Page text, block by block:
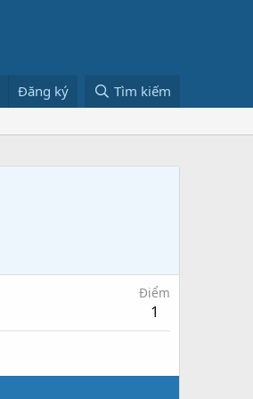
Đăng ký Tìm kiếm
Điểm
1